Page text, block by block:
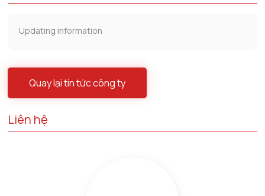
Updating information
Quay lại tin tức công ty
Liên hệ